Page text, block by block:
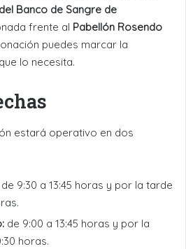
Banco de Sangre de
frente al Pabellón Rosendo
puedes marcar la
lo necesita.
estará operativo en dos
de 9:30 a 13:45 horas y por la tarde
de 9:00 a 13:45 horas y por la
horas.